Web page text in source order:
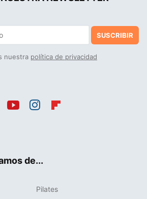
SUSCRIBIR
nuestra política de privacidad
de...
Pilates